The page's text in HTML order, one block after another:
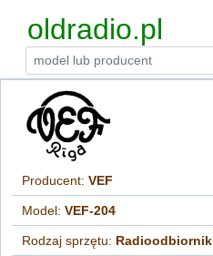
oldradio.pl
Producent:VEF
Model:VEF-204
Rodzaj sprzętu: Radioodbiornik